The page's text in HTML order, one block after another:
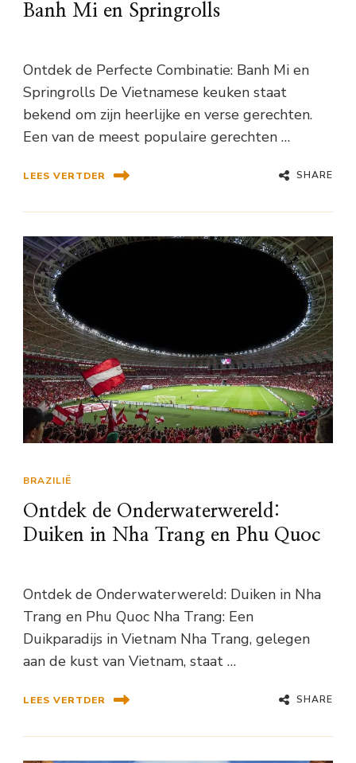
Banh Mi en Springrolls
Ontdek de Perfecte Combinatie: Banh Mi en
Springrolls De Vietnamese keuken staat
bekend om zijn heerlijke en verse gerechten.
Een van de meest populaire gerechten …
LEES VERTDER SHARE
BRAZILIË
Ontdek de Onderwaterwereld:
Duiken in Nha Trang en Phu Quoc
Ontdek de Onderwaterwereld: Duiken in Nha
Trang en Phu Quoc Nha Trang: Een
Duikparadijs in Vietnam Nha Trang, gelegen
aan de kust van Vietnam, staat …
LEES VERTDER SHARE